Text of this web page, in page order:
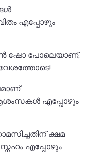
എപ്പോഴും
ഷോ പോലെയാണ്,
എപ്പോഴും
ക്ഷമ
എപ്പോഴും